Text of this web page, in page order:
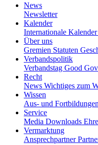
News
Newsletter
Kalender
Internationale Kalender
Über uns
Gremien Statuten
Verbandspolitik
Verbandstag Good
Recht
News Wichtiges zum
Wissen
Aus- und Fortbildungen
Service
Media Downloads
Vermarktung
Ansprechpartner